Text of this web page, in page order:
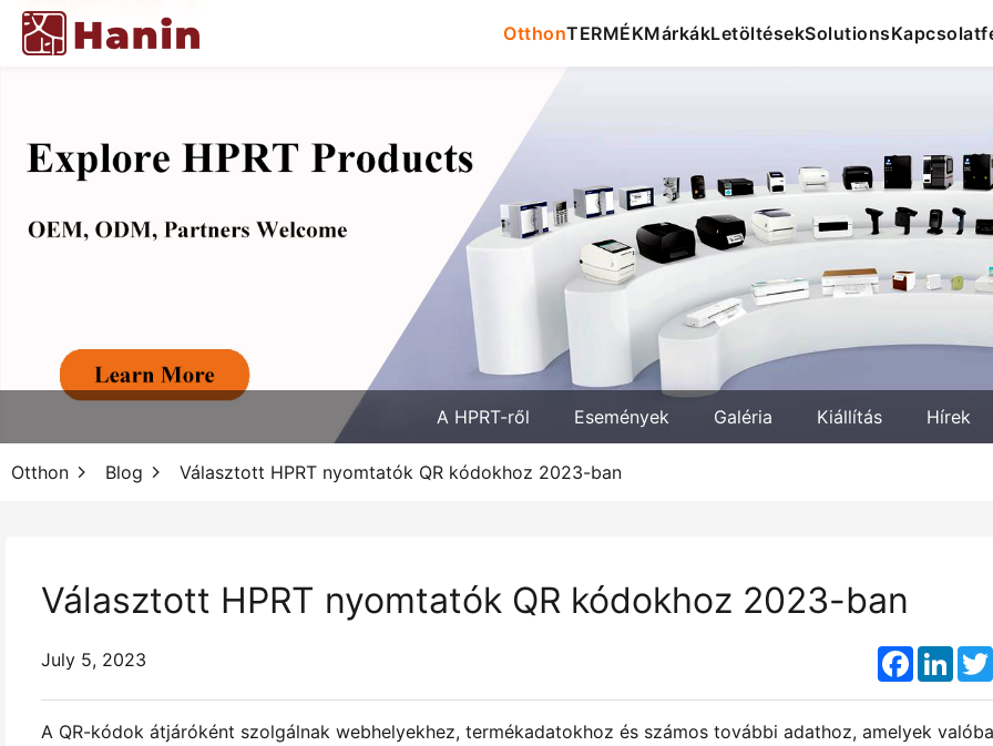
OtthonTERMÉKMárkákLetöltésekSolutions
A HPRT-ről Események Galéria Kiállítás Hírek
Otthon Blog Választott HPRT nyomtatók QR kódokhoz 2023-ban
Választott HPRT nyomtatók QR kódokhoz 2023-ban
July 5, 2023
A QR-kódok átjáróként szolgálnak webhelyekhez, termékadatokhoz és számos további adathoz, amelyek